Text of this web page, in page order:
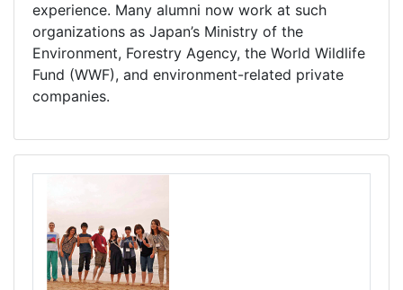
experience. Many alumni now work at such
organizations as Japan’s Ministry of the
Environment, Forestry Agency, the World Wildlife
Fund (WWF), and environment-related private
companies.